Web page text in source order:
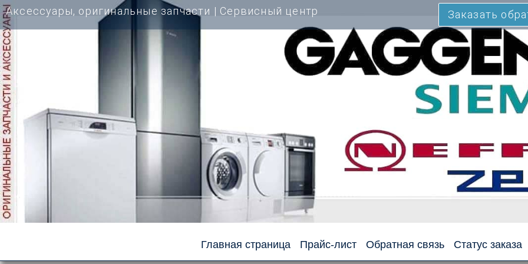
Перейти
к
содержимому
Аксессуары, оригинальные запчасти | Cервисный центр Заказать
Главная страница Прайс-лист Обратная связь Статус заказа